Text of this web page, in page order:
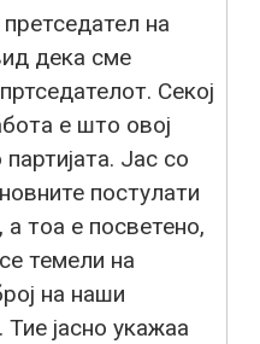
на
дека сме
Секој
е што овој
Јас со
постулати
тоа е посветено,
темели на
на наши
јасно укажаа